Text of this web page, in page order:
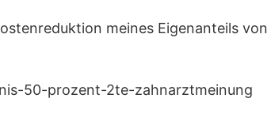
meines Eigenanteils von